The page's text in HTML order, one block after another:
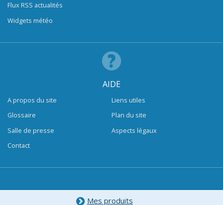
Flux RSS actualités
Widgets météo
AIDE
A propos du site
Glossaire
Salle de presse
Contact
Liens utiles
Plan du site
Aspects légaux
Mes produits